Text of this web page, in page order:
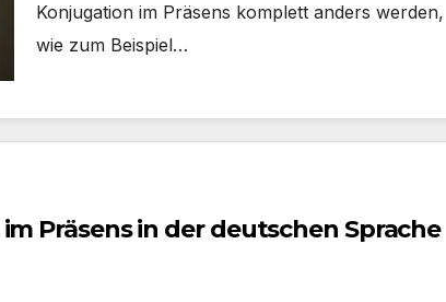
Konjugation im Präsens komplett anders werden,
wie zum Beispiel…
Präsens in der deutschen Sprache